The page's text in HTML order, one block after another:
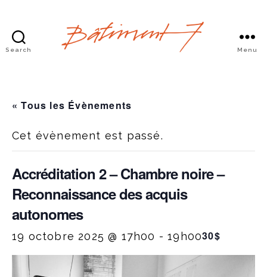
Search Menu
« Tous les Évènements
Cet évènement est passé.
Accréditation 2 – Chambre noire –
Reconnaissance des acquis
autonomes
19 octobre 2025 @ 17h00 -19h0030$